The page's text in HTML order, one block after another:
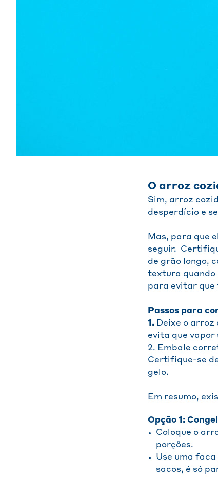
O arroz
Sim, arroz
desperdício e
Mas, para que
seguir.
de grão longo,
textura quando
para evitar que
Passos para
1. Deixe o
evita que vapor
2. Embale
Certifique-se
gelo.
Em resumo,
Opção 1:
Coloque o
porções.
Use uma
sacos, é só